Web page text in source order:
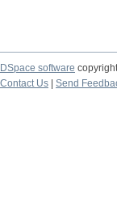
DSpace software
Contact Us
Send